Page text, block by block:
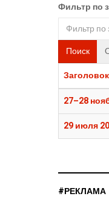
Фильтр по
Поиск
Заголовок
27–28
29 июля
#РЕКЛАМА